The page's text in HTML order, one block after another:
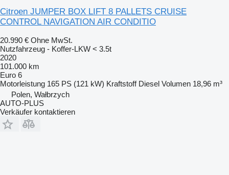
Citroen JUMPER BOX LIFT 8 PALLETS CRUISE
CONTROL NAVIGATION AIR CONDITIO
20.990 € Ohne MwSt.
Nutzfahrzeug - Koffer-LKW < 3.5t
2020
101.000 km
Euro 6
Motorleistung 165 PS (121 kW) Kraftstoff Diesel Volumen 18,96 m³
Polen, Wałbrzych
AUTO-PLUS
Verkäufer kontaktieren